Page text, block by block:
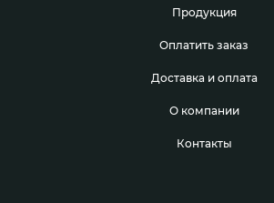
Продукция
Оплатить заказ
Доставка и оплата
О компании
Контакты